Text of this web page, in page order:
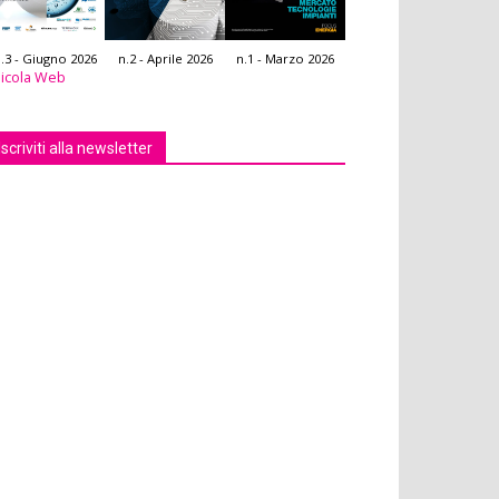
- Giugno 2026 n.2 - Aprile 2026 n.1 - Marzo 2026
Web
alla newsletter